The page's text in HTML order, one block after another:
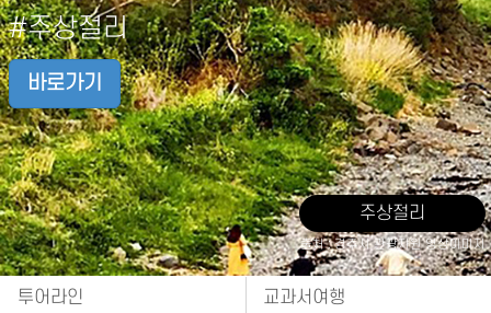
#주상절리
바로가기
주상절리
출처 : 경주시 관광자원 영상이미지
투어라인 교과서여행